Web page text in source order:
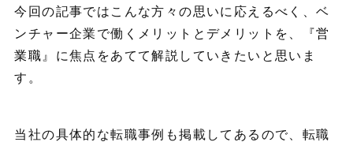
今回の記事ではこんな方々の思いに応えるべく、ベ
ンチャー企業で働くメリットとデメリットを、『営
業職』に焦点をあてて解説していきたいと思いま
す。
当社の具体的な転職事例も掲載してあるので、転職